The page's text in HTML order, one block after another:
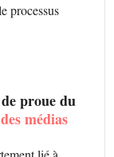
processus
proue du
médias